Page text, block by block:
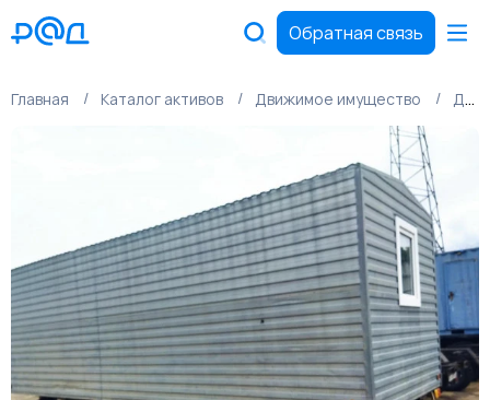
Обратная связь
Главная Каталог активов Движимое имущество Движимое имущество